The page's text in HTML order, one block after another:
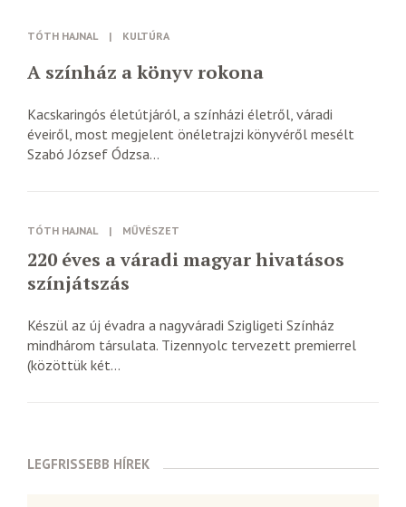
TÓTH HAJNAL | KULTÚRA
A színház a könyv rokona
Kacskaringós életútjáról, a színházi életről, váradi
éveiről, most megjelent önéletrajzi könyvéről mesélt
Szabó József Ódzsa...
TÓTH HAJNAL | MŰVÉSZET
220 éves a váradi magyar hivatásos
színjátszás
Készül az új évadra a nagyváradi Szigligeti Színház
mindhárom társulata. Tizennyolc tervezett premierrel
(közöttük két...
LEGFRISSEBB HÍREK